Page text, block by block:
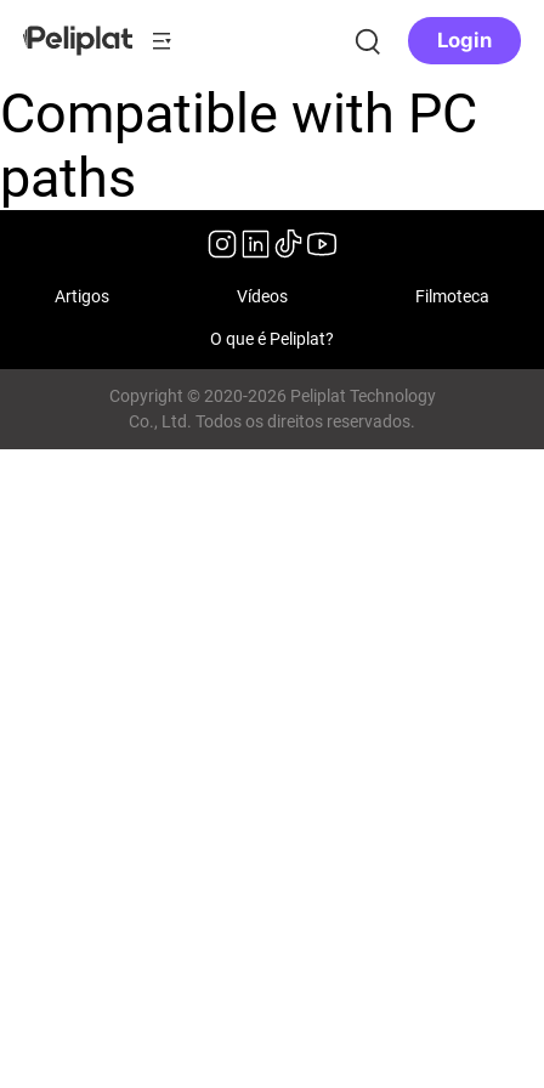
Login
Compatible with PC
paths
Artigos Vídeos Filmoteca
O que é Peliplat?
Copyright © 2020-2026 Peliplat Technology
Co., Ltd. Todos os direitos reservados.